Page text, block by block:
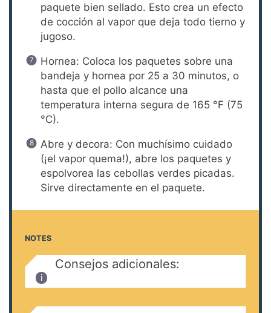
paquete bien sellado. Esto crea un efecto
de cocción al vapor que deja todo tierno y
jugoso.
Hornea: Coloca los paquetes sobre una
bandeja y hornea por 25 a 30 minutos, o
hasta que el pollo alcance una
temperatura interna segura de 165 °F (75
°C).
Abre y decora: Con muchísimo cuidado
(¡el vapor quema!), abre los paquetes y
espolvorea las cebollas verdes picadas.
Sirve directamente en el paquete.
NOTES
Consejos adicionales: